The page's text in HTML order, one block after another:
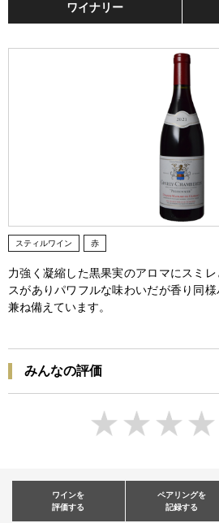
ワイナリー
スティルワイン 赤
力強く凝縮した黒果実のアロマにスミ
スがありパワフルな味わいだが香り同
兼ね備えています。
みんなの評価
ワインを
評価する
ペアリングを
記録する